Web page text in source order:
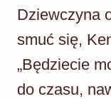
Dziewczyna
smuć się,
„Będziecie
do czasu,